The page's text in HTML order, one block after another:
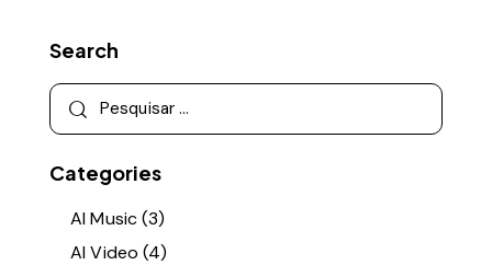
Search
Categories
AI Music(3)
AI Video (4)